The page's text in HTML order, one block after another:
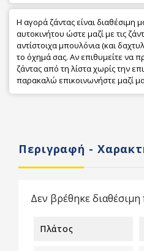
Η αγορά ζάντας είναι διαθέσιμη
αυτοκινήτου ώστε μαζί με τις
αντίστοιχα μπουλόνια (και
το όχημά σας. Αν επιθυμείτε να
ζάντας από τη λίστα χωρίς την
παρακαλώ επικοινωνήστε μαζί
Περιγραφή -
Δεν βρέθηκε διαθέσιμη
Πλάτος